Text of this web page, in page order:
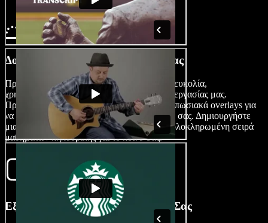
Δομήστε Το Βίντεο Κηπουρικής Σας
Προσαρμόστε το βίντεο κηπουρικής σας με ευκολία,
χρησιμοποιώντας τα ευέλικτα εργαλεία επεξεργασίας μας.
Προσθέστε μεταβάσεις, υπότιτλους και εντυπωσιακά overlays για
να ζωντανέψετε τις συμβουλές και τα σχέδιά σας. Δημιουργήστε
μια οπτικά εντυπωσιακή παρουσίαση ή μια ολοκληρωμένη σειρά
μαθημάτων κηπουρικής για το κοινό σας.
Εξαγάγετε Το Βίντεο Κηπουρικής Σας